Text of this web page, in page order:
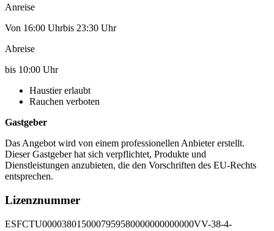
Anreise
Von 16:00 Uhrbis 23:30 Uhr
Abreise
bis 10:00 Uhr
Haustier erlaubt
Rauchen verboten
Gastgeber
Das Angebot wird von einem professionellen Anbieter erstellt.
Dieser Gastgeber hat sich verpflichtet, Produkte und
Dienstleistungen anzubieten, die den Vorschriften des EU-Rechts
entsprechen.
Lizenznummer
ESFCTU0000380150007959580000000000000VV-38-4-